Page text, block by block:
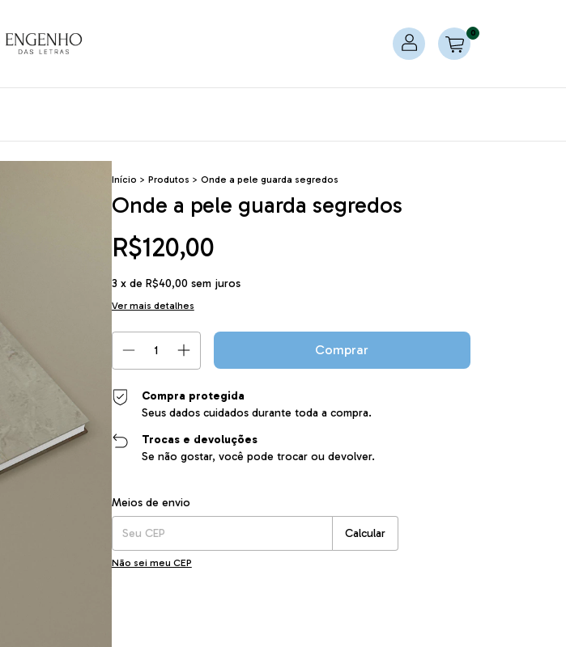
0
Início > Produtos > Onde a pele guarda segredos
Onde a pele guarda segredos
R$120,00
3 x de R$40,00 sem juros
Ver mais detalhes
Compra protegida
Seus dados cuidados durante toda a compra.
Trocas e devoluções
Se não gostar, você pode trocar ou devolver.
Entregas para o CEP:
Meios de envio
Calcular
Não sei meu CEP